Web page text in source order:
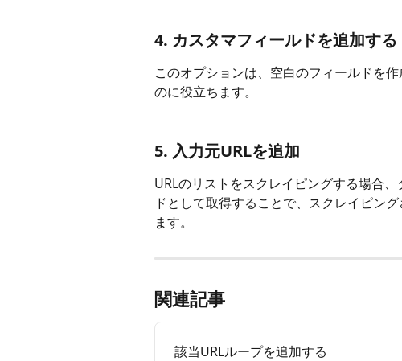
4. カスタマフィールドを追加する
このオプションは、空白のフィールドを
のに役立ちます。
5. 入力元URLを追加
URLのリストをスクレイピングする場合
ドとして取得することで、スクレイピン
ます。
関連記事
該当URLループを追加する